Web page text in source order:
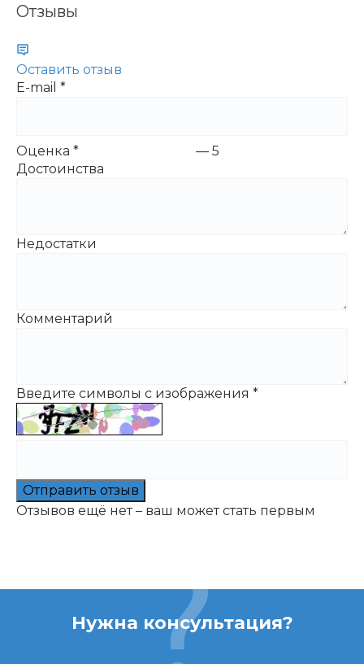
Отзывы
Оставить отзыв
E-mail *
Оценка * — 5
Достоинства
Недостатки
Комментарий
Введите символы с изображения *
Отправить отзыв
Отзывов ещё нет – ваш может стать первым
Нужна консультация?